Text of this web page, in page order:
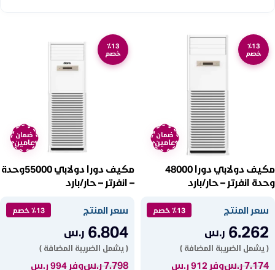
٪13
خصم
ضمان
عامين
مكيف دولابي دورا 48000
وحدة انفرتر – حار/بارد
سعر المنتج ٪13 خصم
6.262 ر.س
( يشمل الضريبة المضافة )
7.174ر.سوفر 912 ر.س
٪13
خصم
ضمان
عامين
مكيف دورا دولابي 55000وحدة
– انفرتر – حار/بارد
سعر المنتج ٪13 خصم
6.804 ر.س
( يشمل الضريبة المضافة )
7.798ر.سوفر 994 ر.س